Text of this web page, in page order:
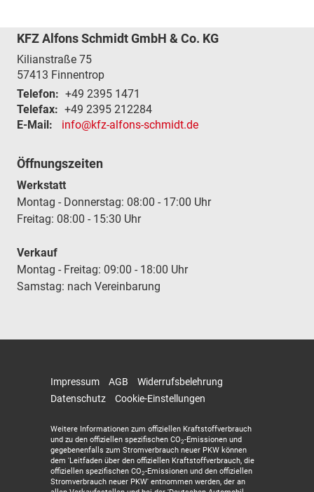
KFZ Alfons Schmidt GmbH & Co. KG
Kilianstraße 75
57413 Finnentrop
Telefon: +49 2395 1471
Telefax: +49 2395 212284
E-Mail:
info@kfz-alfons-schmidt.de
Öffnungszeiten
Werkstatt
Montag - Donnerstag: 08:00 - 17:00 Uhr
Freitag: 08:00 - 15:30 Uhr
Verkauf
Montag - Freitag: 09:00 - 18:00 Uhr
Samstag: nach Vereinbarung
Impressum AGB
Widerrufsbelehrung
Datenschutz
Cookie-Einstellungen
Weitere Informationen zum offiziellen Kraftstoffverbrauch
und zu den offiziellen spezifischen CO2-Emissionen und
gegebenenfalls zum Stromverbrauch neuer PKW können
dem 'Leitfaden über den offiziellen Kraftstoffverbrauch, die
offiziellen spezifischen CO2-Emissionen und den offiziellen
Stromverbrauch neuer PKW' entnommen werden, der an